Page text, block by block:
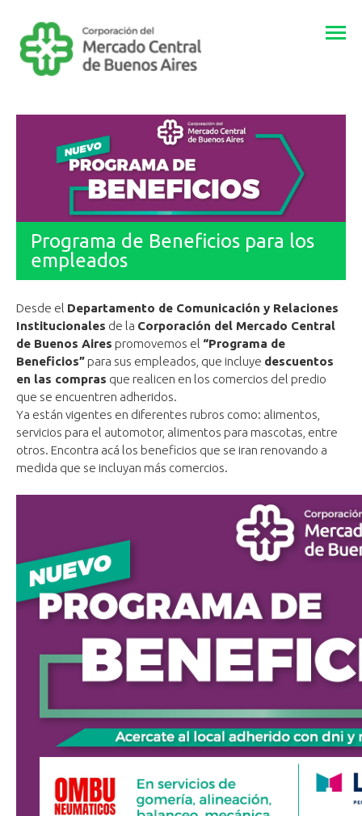
Programa de Beneficios para los
empleados
Desde el Departamento de Comunicación y Relaciones
Institucionales de la Corporación del Mercado Central
de Buenos Aires promovemos el “Programa de
Beneficios” para sus empleados, que incluye descuentos
en las compras que realicen en los comercios del predio
que se encuentren adheridos.
Ya están vigentes en diferentes rubros como: alimentos,
servicios para el automotor, alimentos para mascotas, entre
otros. Encontra acá los beneficios que se iran renovando a
medida que se incluyan más comercios.